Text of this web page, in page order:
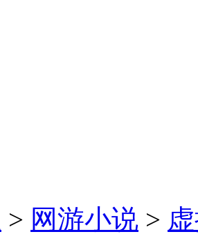
> 网游小说 >